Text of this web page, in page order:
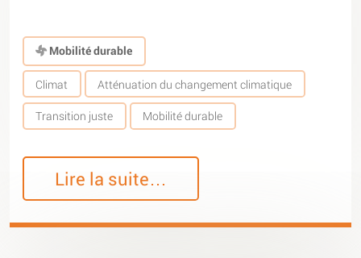
Mobilité durable
Climat Atténuation du changement climatique
Transition juste Mobilité durable
Lire la suite…